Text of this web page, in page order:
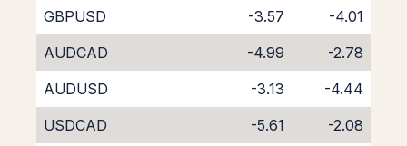
GBPUSD
-3.57
-4.01
AUDCAD
-4.99
-2.78
AUDUSD
-3.13
-4.44
USDCAD
-5.61
-2.08